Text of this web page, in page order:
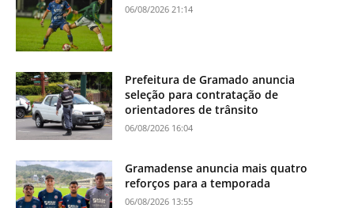
06/08/2026 21:14
Prefeitura de Gramado anuncia
seleção para contratação de
orientadores de trânsito
06/08/2026 16:04
Gramadense anuncia mais quatro
reforços para a temporada
06/08/2026 13:55